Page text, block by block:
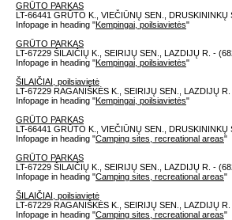
GRŪTO PARKAS
LT-66441 GRŪTO K., VIEČIŪNŲ SEN., DRUSKININKŲ
Infopage in heading "Kempingai, poilsiavietės"
GRŪTO PARKAS
LT-67229 ŠILAIČIŲ K., SEIRIJŲ SEN., LAZDIJŲ R. -
Infopage in heading "Kempingai, poilsiavietės"
ŠILAIČIAI, poilsiavietė
LT-67229 RAGANIŠKĖS K., SEIRIJŲ SEN., LAZDIJŲ
Infopage in heading "Kempingai, poilsiavietės"
GRŪTO PARKAS
LT-66441 GRŪTO K., VIEČIŪNŲ SEN., DRUSKININKŲ
Infopage in heading "Camping sites, recreational areas"
GRŪTO PARKAS
LT-67229 ŠILAIČIŲ K., SEIRIJŲ SEN., LAZDIJŲ R. -
Infopage in heading "Camping sites, recreational areas"
ŠILAIČIAI, poilsiavietė
LT-67229 RAGANIŠKĖS K., SEIRIJŲ SEN., LAZDIJŲ
Infopage in heading "Camping sites, recreational areas"